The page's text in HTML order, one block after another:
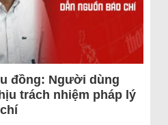
đồng: Người dùng
trách nhiệm pháp lý